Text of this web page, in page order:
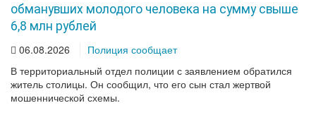
обманувших молодого человека на сумму свыше
6,8 млн рублей
06.08.2026
Полиция сообщает
В территориальный отдел полиции с заявлением обратился
житель столицы. Он сообщил, что его сын стал жертвой
мошеннической схемы.